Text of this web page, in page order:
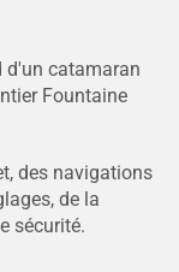
d'un catamaran
Fountaine
des navigations
de la
sécurité.